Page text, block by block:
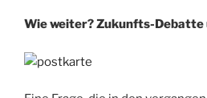
Wie weiter? Zukunfts-Debatte